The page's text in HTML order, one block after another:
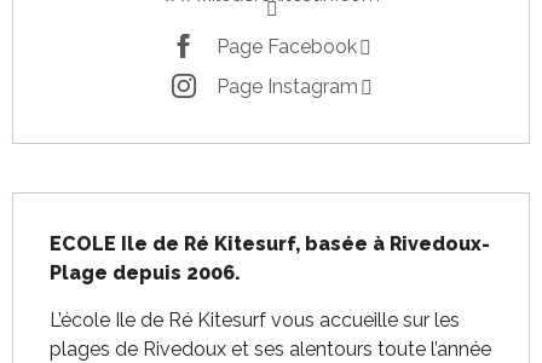
Page Facebook
Page Instagram
ECOLE Ile de Ré Kitesurf, basée à Rivedoux-
Plage depuis 2006.
L’école Ile de Ré Kitesurf vous accueille sur les
plages de Rivedoux et ses alentours toute l’année